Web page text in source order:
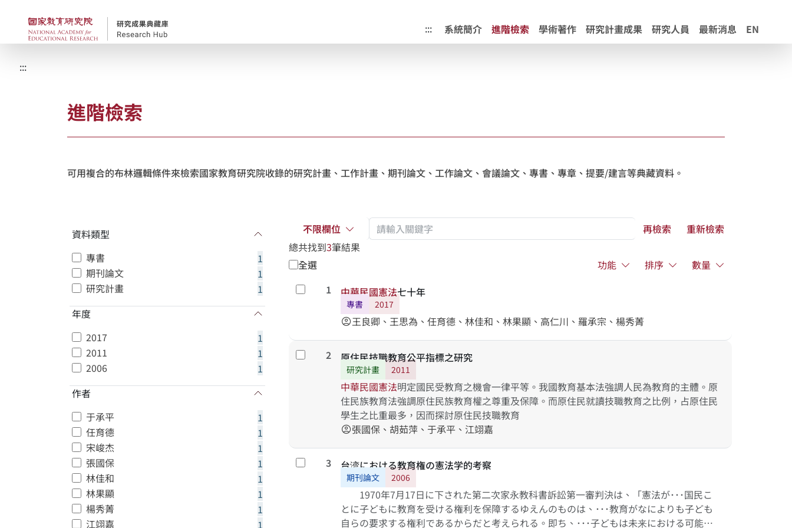
跳到主要內容國家教育研究院-研究成果典藏庫 ::: 系統簡介 進階檢索 學術著作 研究計畫成果 研究人員 最新消息 EN
:::
進階檢索
可用複合的布林邏輯條件來檢索國家教育研究院收錄的研究計畫、工作計畫、期刊論文、工作論文、會議論文、專書、專章、提要/建言等典藏資料。
資料類型
專書
1
期刊論文
1
研究計畫
1
年度
2017
1
2011
1
2006
1
作者
于承平
1
任育德
1
宋峻杰
1
張國保
1
林佳和
1
林果顯
1
楊秀菁
1
江翊嘉
1
不限欄位 再檢索
重新檢索
總共找到3筆結果
全選
功能 排序
數量
勾選
1 中華民國憲法七十年
專書 2017
account_circle王良卿、王思為、任育德、林佳和、林果顯、高仁川、羅承宗、楊秀菁
勾選 2 原住民技職教育公平指標之研究
研究計畫 2011
中華民國憲法明定國民受教育之機會一律平等。我國教育基本法強調人民為教育的主體。原
住民族教育法強調原住民族教育權之尊重及保障。而原住民就讀技職教育之比例，占原住民
學生之比重最多，因而探討原住民技職教育
account_circle張國保、胡茹萍、于承平、江翊嘉
勾選 3 台湾における教育権の憲法学的考察
期刊論文 2006
1970年7月17日に下された第二次家永教科書訴訟第一審判決は、「憲法が･･･国民こ
とに子どもに教育を受ける権利を保障するゆえんのものは、･･･教育がなによりも子ども
自らの要求する権利であるからだと考えられる。即ち、･･･子どもは未来における可能性